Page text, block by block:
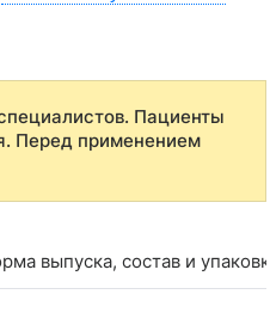
Пациенты
Перед применением
выпуска, состав и упаковка